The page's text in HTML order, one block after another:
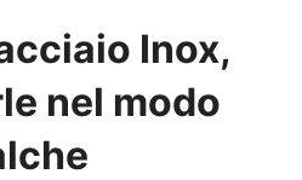
Inox,
nel modo